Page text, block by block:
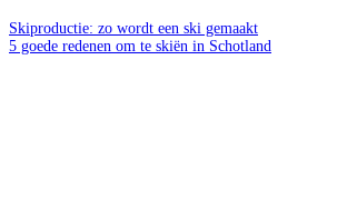
Skiproductie: zo wordt een ski gemaakt
5 goede redenen om te skiën in Schotland